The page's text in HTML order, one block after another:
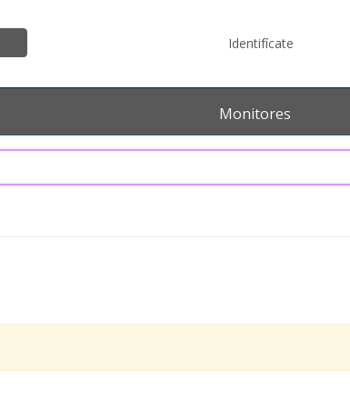
Identifícate
Monitores